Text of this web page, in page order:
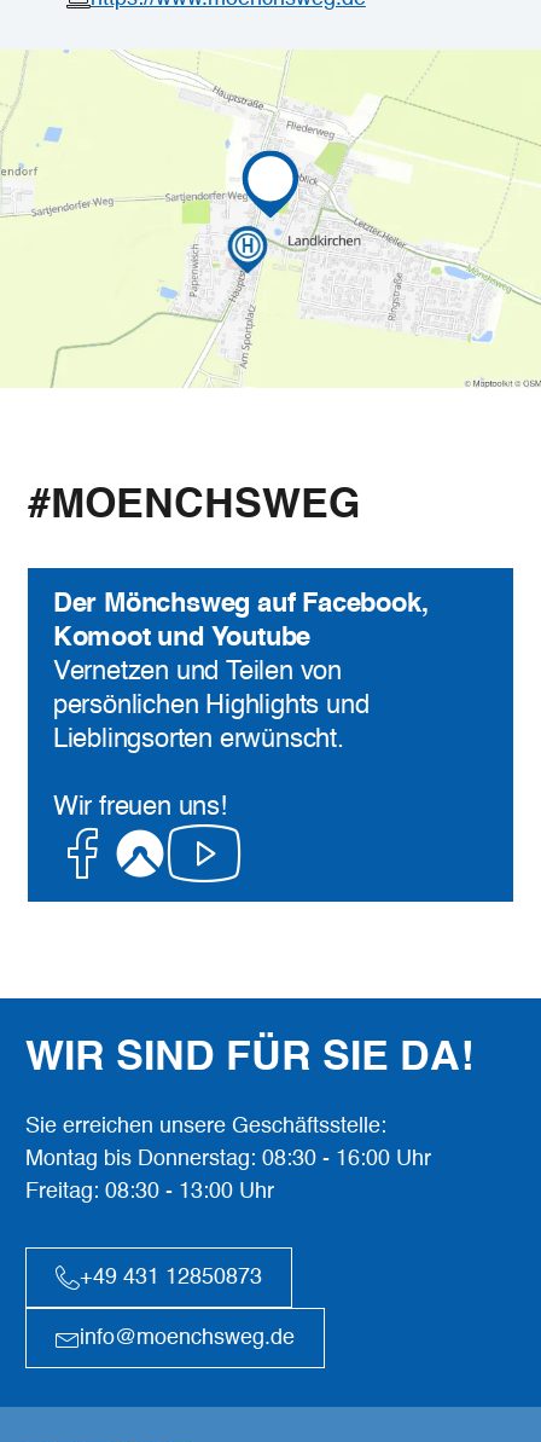
#MOENCHSWEG
Der Mönchsweg auf Facebook,
Komoot und Youtube
Vernetzen und Teilen von
persönlichen Highlights und
Lieblingsorten erwünscht.
Wir freuen uns!
Facebook
KomootYoutube
WIR SIND FÜR SIE DA!
Sie erreichen unsere Geschäftsstelle:
Montag bis Donnerstag: 08:30 - 16:00 Uhr
Freitag: 08:30 - 13:00 Uhr
+49 431 12850873
info@moenchsweg.de